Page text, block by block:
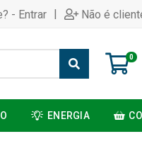
- Entrar | Não é
0
ENERGIA